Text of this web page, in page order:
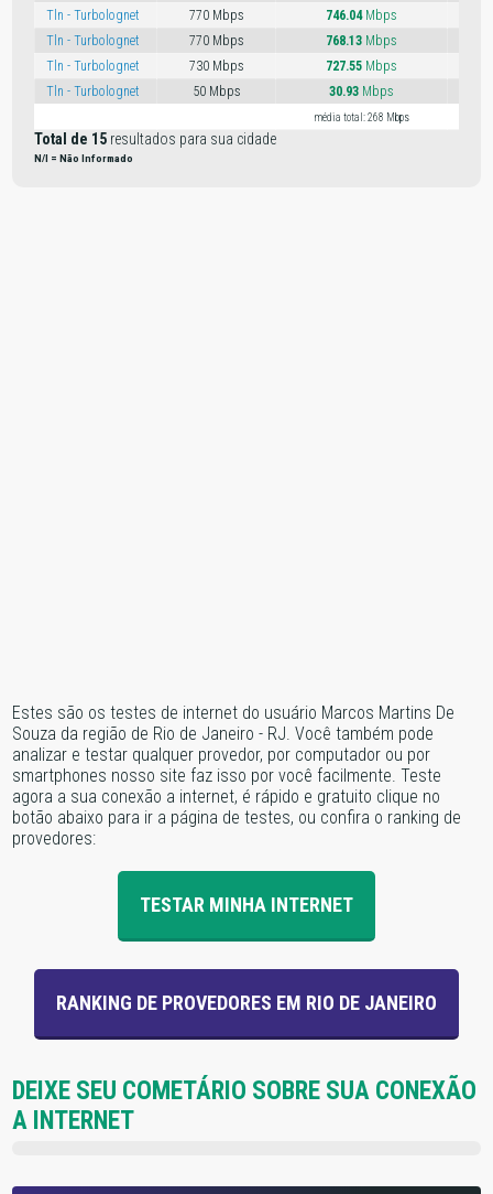
Tln - Turbolognet
770 Mbps 746.04Mbps
Tln - Turbolognet
770 Mbps 768.13 Mbps
Tln - Turbolognet
730 Mbps 727.55 Mbps
Tln - Turbolognet
50 Mbps 30.93 Mbps
média total: 268 Mbps
Total de 15 resultados para sua cidade
N/I = Não Informado
Estes são os testes de internet do usuário Marcos Martins De
Souza da região de Rio de Janeiro - RJ. Você também pode
analizar e testar qualquer provedor, por computador ou por
smartphones nosso site faz isso por você facilmente. Teste
agora a sua conexão a internet, é rápido e gratuito clique no
botão abaixo para ir a página de testes, ou confira o ranking de
provedores:
TESTAR MINHA INTERNET
RANKING DE PROVEDORES EM RIO DE JANEIRO
DEIXE SEU COMETÁRIO SOBRE SUA CONEXÃO
A INTERNET